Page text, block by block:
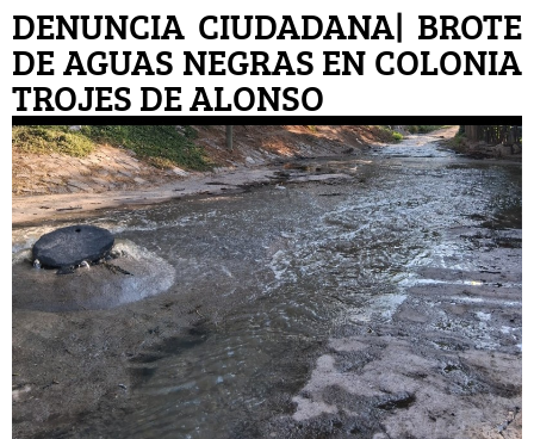
DENUNCIA CIUDADANA| BROTE
DE AGUAS NEGRAS EN COLONIA
TROJES DE ALONSO